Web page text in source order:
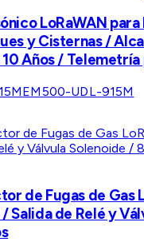
LoRaWAN
y Cisternas /
Años / Telemetría
EM500-UDL-915M
de Fugas de Gas
Salida de Relé y